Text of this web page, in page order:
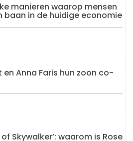
manieren waarop mensen
baan in de huidige economie
en Anna Faris hun zoon co-
of Skywalker’: waarom is Rose